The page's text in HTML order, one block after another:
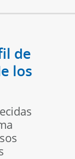
de
los